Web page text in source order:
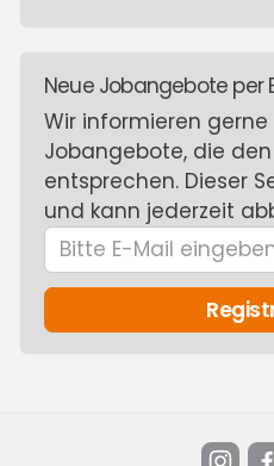
Neue Jobangebote per
Wir informieren
Jobangebote, die
entsprechen. Dieser
und kann jederzeit
Bitte
E-
Mail
eingeben